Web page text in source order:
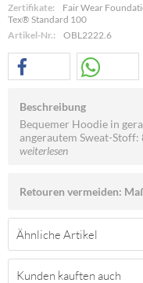
Zertifikate:
Fair Wear
Tex® Standard 100
Artikel-Nr.:
OBL2222.6
Beschreibung
Bequemer Hoodie in
angerautem Sweat-Stoff:
weiterlesen
Retouren vermeiden:
Ähnliche Artikel
Kunden kauften auch